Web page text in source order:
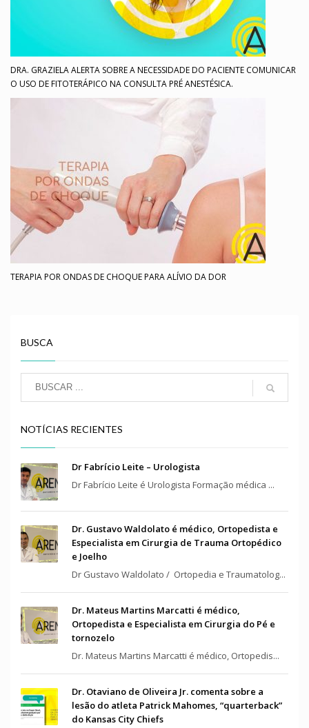
DRA. GRAZIELA ALERTA SOBRE A NECESSIDADE DO PACIENTE COMUNICAR
O USO DE FITOTERÁPICO NA CONSULTA PRÉ ANESTÉSICA.
TERAPIA POR ONDAS DE CHOQUE PARA ALÍVIO DA DOR
BUSCA
NOTÍCIAS RECIENTES
Dr Fabrício Leite – Urologista
Dr Fabrício Leite é Urologista Formação médica ...
Dr. Gustavo Waldolato é médico, Ortopedista e
Especialista em Cirurgia de Trauma Ortopédico
e Joelho
Dr Gustavo Waldolato / Ortopedia e Traumatolog...
Dr. Mateus Martins Marcatti é médico,
Ortopedista e Especialista em Cirurgia do Pé e
tornozelo
Dr. Mateus Martins Marcatti é médico, Ortopedis...
Dr. Otaviano de Oliveira Jr. comenta sobre a
lesão do atleta Patrick Mahomes, “quarterback”
do Kansas City Chiefs